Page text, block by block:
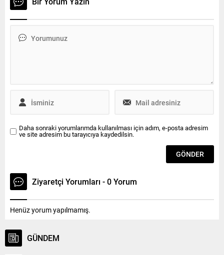
liderliğe yükseldi. Ligdeki bir
deplasmanda Ergene
Çerkezköyspor, Ergene...
Daha sonraki yorumlarımda kullanılması için adım, e-posta adresim
ve site adresim bu tarayıcıya kaydedilsin.
Ziyaretçi Yorumları - 0 Yorum
Henüz yorum yapılmamış.
GÜNDEM